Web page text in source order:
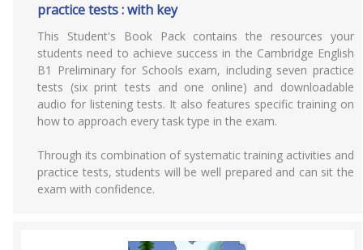
practice tests : with key
This Student's Book Pack contains the resources your
students need to achieve success in the Cambridge English
B1 Preliminary for Schools exam, including seven practice
tests (six print tests and one online) and downloadable
audio for listening tests. It also features specific training on
how to approach every task type in the exam.
Through its combination of systematic training activities and
practice tests, students will be well prepared and can sit the
exam with confidence.